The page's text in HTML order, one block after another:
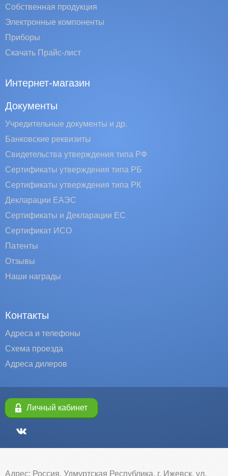
Собственная продукция
Электронные компоненты
Приборы
Скачать Прайс-лист
Интернет-магазин
Документы
Учредительные документы и др.
Банковские реквизиты
Свидетельства утверждения типа РФ
Сертификаты утверждения типа РБ
Сертификаты утверждения типа РК
Декларации ЕАЭС
Сертификаты и Декларации EC
Сертификат ИСО
Патенты
Отзывы
Наши награды
Контакты
Адреса и телефоны
Схема проезда
Адреса дилеров
Личный кабинет
Адрес: Россия, Удмуртская Республика, г. Ижевск, ул.